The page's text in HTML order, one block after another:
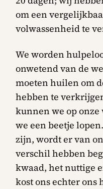
om een
volwassenheid te
We worden
onwetend van de
moeten huilen om
hebben te
kunnen we op
we een beetje
zijn, wordt er van
verschil hebben
kwaad, het nuttige
kost ons echter ons